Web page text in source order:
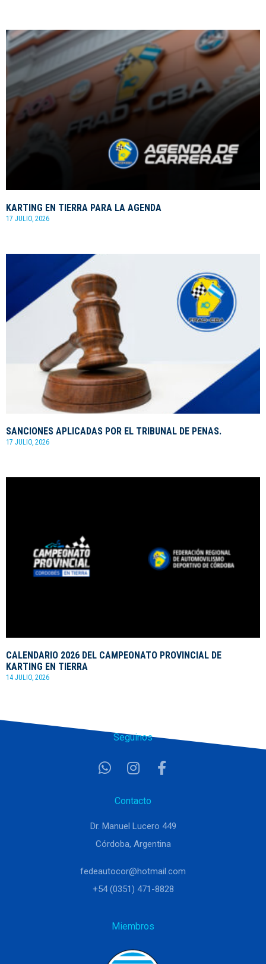
KARTING EN TIERRA PARA LA AGENDA
17 JULIO, 2026
SANCIONES APLICADAS POR EL TRIBUNAL DE PENAS.
17 JULIO, 2026
CALENDARIO 2026 DEL CAMPEONATO PROVINCIAL DE
KARTING EN TIERRA
14 JULIO, 2026
Seguinos
Contacto
Dr. Manuel Lucero 449
Córdoba, Argentina
fedeautocor@hotmail.com
+54 (0351) 471-8828
Miembros